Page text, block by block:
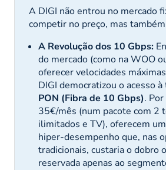
A DIGI não entrou no mercado
competir no preço, mas
A Revolução dos 10 Gbps:
do mercado (como na WOO
oferecer velocidades
DIGI democratizou o acesso
PON (Fibra de 10 Gbps).
35€/mês (num pacote com 2
ilimitados e TV), oferecem
hiper-desempenho que, nas
tradicionais, custaria o dobro
reservada apenas ao